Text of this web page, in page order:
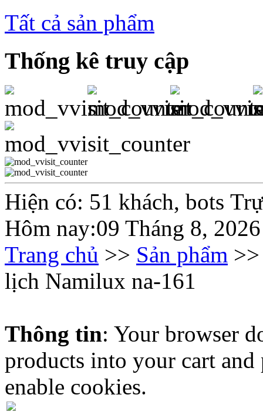
Tất cả sản phẩm
Thống kê truy cập
Hiện có: 51 khách, bots
Hôm nay:09 Tháng 8, 2026
Trang chủ >> Sản phẩm
lịch Namilux na-161
Thông tin: Your browser
products into your cart and
enable cookies.